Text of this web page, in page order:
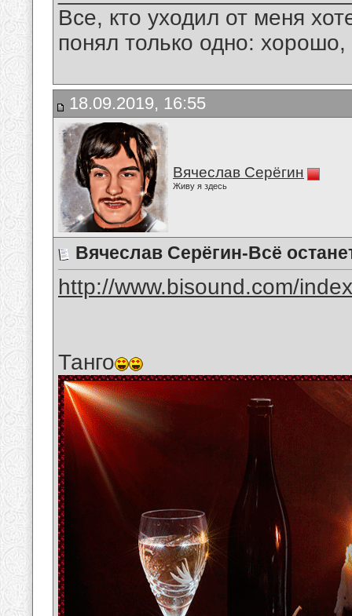
Все, кто уходил от меня
понял только одно:
18.09.2019, 16:55
Вячеслав Серёгин
Живу я здесь
Вячеслав Серёгин-Всё
http://www.bisound.com/
Танго